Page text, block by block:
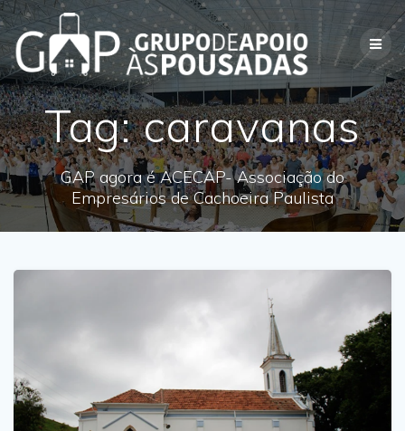
Skip
content
Tag:caravanas
GAP agora é ACECAP- Associação do
Empresários de Cachoeira Paulista